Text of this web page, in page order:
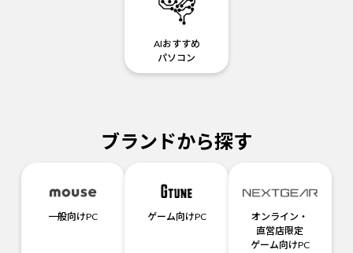
AIおすすめ
パソコン
ブランドから探す
一般向けPC ゲーム向けPC
オンライン・
直営店限定
ゲーム向けPC